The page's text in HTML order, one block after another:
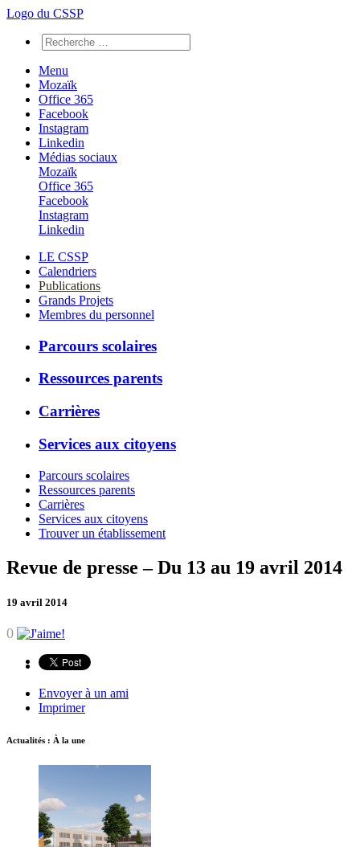
Logo du CSSP
Menu
Mozaïk
Office 365
Facebook
Instagram
Linkedin
Médias sociaux
Mozaïk
Office 365
Facebook
Instagram
Linkedin
LE CSSP
Calendriers
Publications
Grands Projets
Membres du personnel
Parcours scolaires
Ressources parents
Carrières
Services aux citoyens
Parcours scolaires
Ressources parents
Carrières
Services aux citoyens
Trouver un établissement
Revue de presse – Du 13 au 19 avril 2014
19 avril 2014
0
Envoyer à un ami
Imprimer
Actualités : À la une